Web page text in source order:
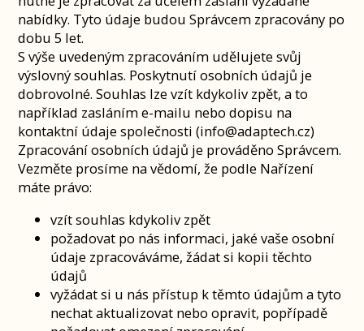
nabídky. Tyto údaje budou Správcem zpracovány po
dobu 5 let.
S výše uvedeným zpracováním udělujete svůj
výslovný souhlas. Poskytnutí osobních údajů je
dobrovolné. Souhlas lze vzít kdykoliv zpět, a to
například zasláním e-mailu nebo dopisu na
kontaktní údaje společnosti (info@adaptech.cz)
Zpracování osobních údajů je prováděno Správcem.
Vezměte prosíme na vědomí, že podle Nařízení
máte právo:
vzít souhlas kdykoliv zpět
požadovat po nás informaci, jaké vaše osobní
údaje zpracováváme, žádat si kopii těchto
údajů
vyžádat si u nás přístup k těmto údajům a tyto
nechat aktualizovat nebo opravit, popřípadě